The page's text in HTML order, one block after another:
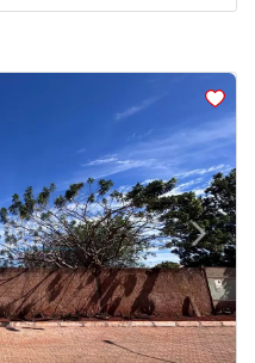
arrow_forward_iosNext